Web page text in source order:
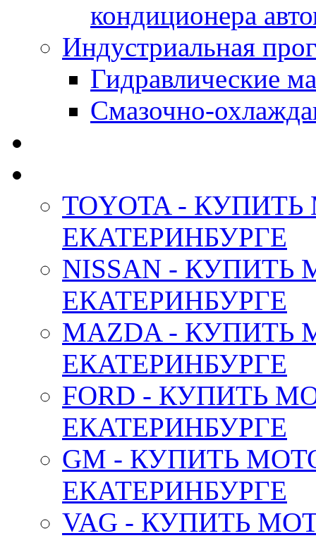
кондиционера
Индустриальная
Гидравлические
Смазочно-
TOYOTA -
ЕКАТЕРИНБУРГЕ
NISSAN -
ЕКАТЕРИНБУРГЕ
MAZDA -
ЕКАТЕРИНБУРГЕ
FORD - КУПИТЬ
ЕКАТЕРИНБУРГЕ
GM - КУПИТЬ
ЕКАТЕРИНБУРГЕ
VAG - КУПИТЬ